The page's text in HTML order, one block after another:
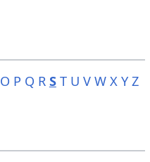
O P Q R S T U V W X Y Z